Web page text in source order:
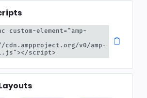
custom-element="amp-
v0/amp-
script>